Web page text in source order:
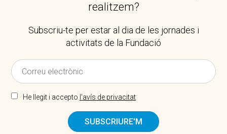
realitzem?
Subscriu-te per estar al dia de les jornades i
activitats de la Fundació
He llegit i accepto l'avís de privacitat
SUBSCRIURE'M